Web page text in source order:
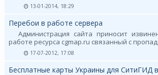
13-01-2014, 18:29
Перебои в работе сервера
Администрация сайта приносит
работе ресурса cgmap.ru связанный с
17-07-2012, 17:08
Бесплатные карты Украины для СитиГИД